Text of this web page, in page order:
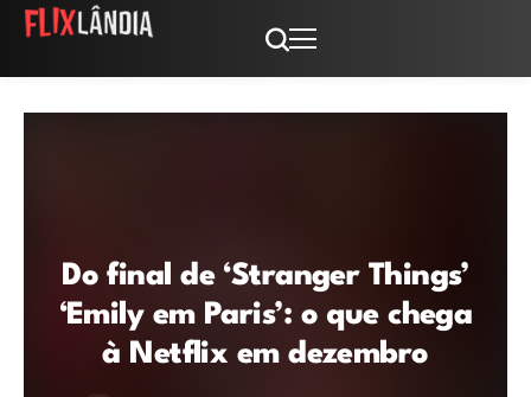
Do final de ‘Stranger Things’
‘Emily em Paris’: o que chega
à Netflix em dezembro